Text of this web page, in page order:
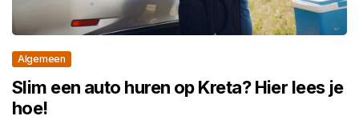
Algemeen
Slim een auto huren op Kreta? Hier lees je
hoe!